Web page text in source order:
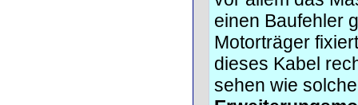
einen Baufehler
Motorträger
dieses Kabel
sehen wie